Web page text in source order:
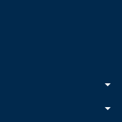
arrow_drop_down
arrow_drop_down